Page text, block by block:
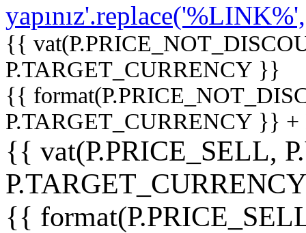
{{
P.TARGET_CURRENCY }}
{{
P.TARGET_CURRENCY }}
{{ vat(P.PRICE_SELL,
{{